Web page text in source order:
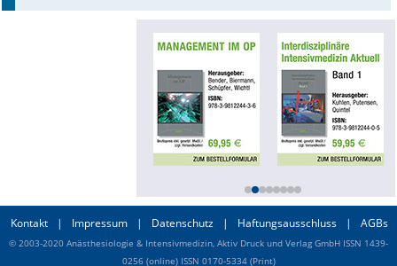
Kontakt | Impressum | Datenschutz | Haftungsausschluss | AGBs
© 2003-2020 Anästhesiologie & Intensivmedizin, Aktiv Druck und Verlag GmbH ISSN 1439-
0256 (online) ISSN 0170-5334 (Print)